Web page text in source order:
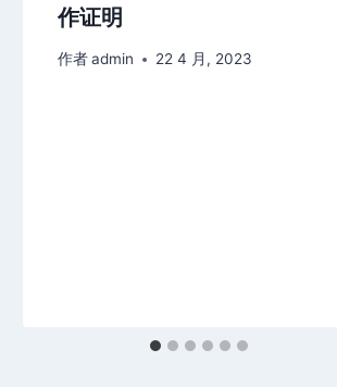
作证明
作者 admin 22 4 月, 2023